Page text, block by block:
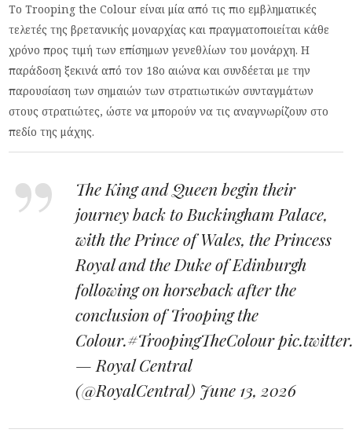
Το Trooping the Colour είναι μία από τις πιο εμβληματικές
τελετές της βρετανικής μοναρχίας και πραγματοποιείται κάθε
χρόνο προς τιμή των επίσημων γενεθλίων του μονάρχη. Η
παράδοση ξεκινά από τον 18ο αιώνα και συνδέεται με την
παρουσίαση των σημαιών των στρατιωτικών συνταγμάτων
στους στρατιώτες, ώστε να μπορούν να τις αναγνωρίζουν στο
πεδίο της μάχης.
The King and Queen begin their
journey back to Buckingham Palace,
with the Prince of Wales, the Princess
Royal and the Duke of Edinburgh
following on horseback after the
conclusion of Trooping the
Colour.#TroopingTheColour
— Royal Central
(@RoyalCentral) June 13, 2026